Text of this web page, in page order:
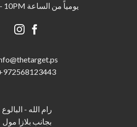
يومياً من الساعة 10AM - 10PM
s
972568123443
رام الله - البالوع
بجانب بلازا مول